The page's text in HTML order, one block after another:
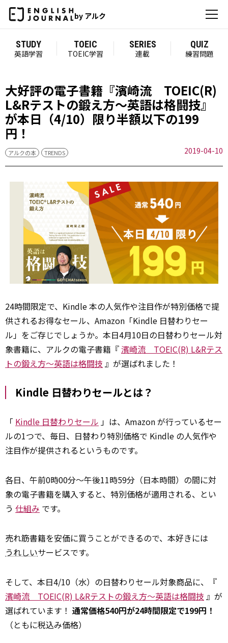
by アルク
STUDY
英語学習
TOEIC
TOEIC学習
SERIES
連載
QUIZ
練習問題
大好評の電子書籍『濱崎流 TOEIC(R)
L&Rテストの鍛え方～英語は格闘技』
が本日（4/10）限り半額以下の199
円！
アルクの本 TRENDS 2019-04-10
24時間限定で、Kindle 本の人気作や注目作が特別価格で提
供されるお得なセール、Amazon「Kindle 日替わりセー
ル」をご存じでしょうか。本日4月10日の日替わりセール対
象書籍に、アルクの電子書籍『濱崎流 TOEIC(R) L&Rテス
トの鍛え方～英語は格闘技 』が選ばれました！
Kindle 日替わりセールとは？
「 Kindle 日替わりセール 」は、Amazon が行っているセー
ルの1つで、毎日、日替わり特別価格で Kindle の人気作や
注目作が提供されるというものです。
各日、午前0時00分～午後11時59分（日本時間）の間に対
象の電子書籍を購入すると、特別価格が適用される、とい
う 仕組み です。
売れ筋書籍を安価に買うことができるので、本好きには
うれしいサービスです。
そして、本日4/10（水）の日替わりセール対象商品に、『
濱崎流 TOEIC(R) L&Rテストの鍛え方～英語は格闘技 』が
選ばれています！ 通常価格540円が24時間限定で199円！
（ともに税込み価格）